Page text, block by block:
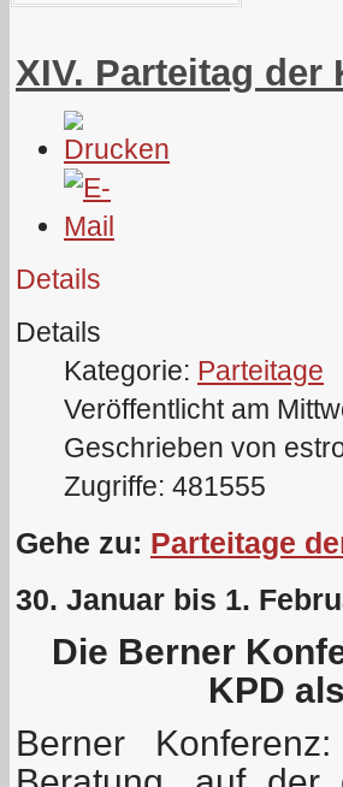
XIV. Parteitag der
Details
Details
Kategorie: Parteitage
Veröffentlicht am
Geschrieben von
Zugriffe: 481555
Gehe zu: Parteitage
30. Januar bis 1.
Die Berner
KPD
Berner